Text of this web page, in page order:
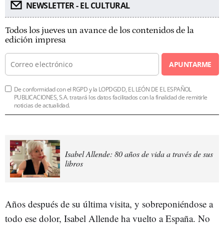
NEWSLETTER - EL CULTURAL
Todos los jueves un avance de los contenidos de la
edición impresa
APUNTARME
De conformidad con el RGPD y la LOPDGDD, EL LEÓN DE EL ESPAÑOL
PUBLICACIONES, S.A. tratará los datos facilitados con la finalidad de remitirle
noticias de actualidad.
Isabel Allende: 80 años de vida a través de sus
libros
Años después de su última visita, y sobreponiéndose a
todo ese dolor, Isabel Allende ha vuelto a España. No